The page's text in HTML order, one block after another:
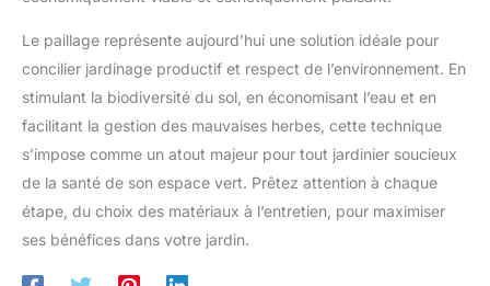
Le paillage représente aujourd’hui une solution idéale pour
concilier jardinage productif et respect de l’environnement. En
stimulant la biodiversité du sol, en économisant l’eau et en
facilitant la gestion des mauvaises herbes, cette technique
s’impose comme un atout majeur pour tout jardinier soucieux
de la santé de son espace vert. Prêtez attention à chaque
étape, du choix des matériaux à l’entretien, pour maximiser
ses bénéfices dans votre jardin.